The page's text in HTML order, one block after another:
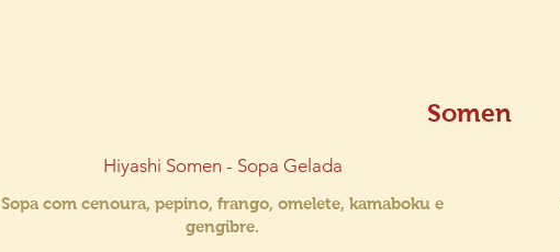
Somen
Hiyashi Somen - Sopa Gelada
Sopa com cenoura, pepino, frango, omelete, kamaboku e
gengibre.